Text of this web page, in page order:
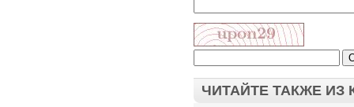
ЧИТАЙТЕ ТАКЖЕ ИЗ